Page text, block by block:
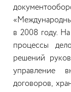
в 2008 году.
процессы
решений
управление
договоров,